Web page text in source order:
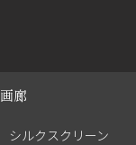
画廊
シルクスクリーン